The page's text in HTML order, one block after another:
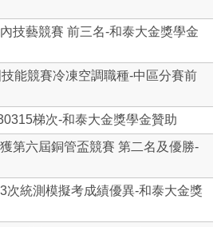
技藝競賽 前三名-和泰大金獎學金
能競賽冷凍空調職種-中區分賽前
梯次-和泰大金獎學金贊助
第六屆銅管盃競賽 第二名及優勝-
次統測模擬考成績優異-和泰大金獎